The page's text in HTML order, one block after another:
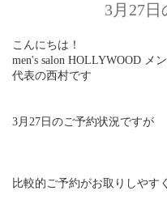
3月27
こんにちは！
men's salon HOLLYWOOD
代表の西村です
3月27日のご予約状況ですが
比較的ご予約がお取りしやす